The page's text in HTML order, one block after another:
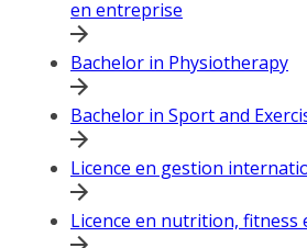
en entreprise
Bachelor in Physiotherapy
Bachelor in Sport and
Licence en gestion
Licence en nutrition, fitness